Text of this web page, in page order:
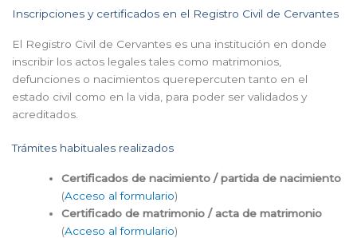
Inscripciones y certificados en el Registro Civil de Cervantes
El Registro Civil de Cervantes es una institución en donde
inscribir los actos legales tales como matrimonios,
defunciones o nacimientos querepercuten tanto en el
estado civil como en la vida, para poder ser validados y
acreditados.
Trámites habituales realizados
Certificados de nacimiento / partida de nacimiento
(Acceso al formulario)
Certificado de matrimonio / acta de matrimonio
(Acceso al formulario)